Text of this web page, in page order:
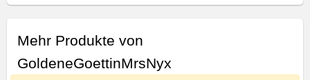
Mehr Produkte von
GoldeneGoettinMrsNyx